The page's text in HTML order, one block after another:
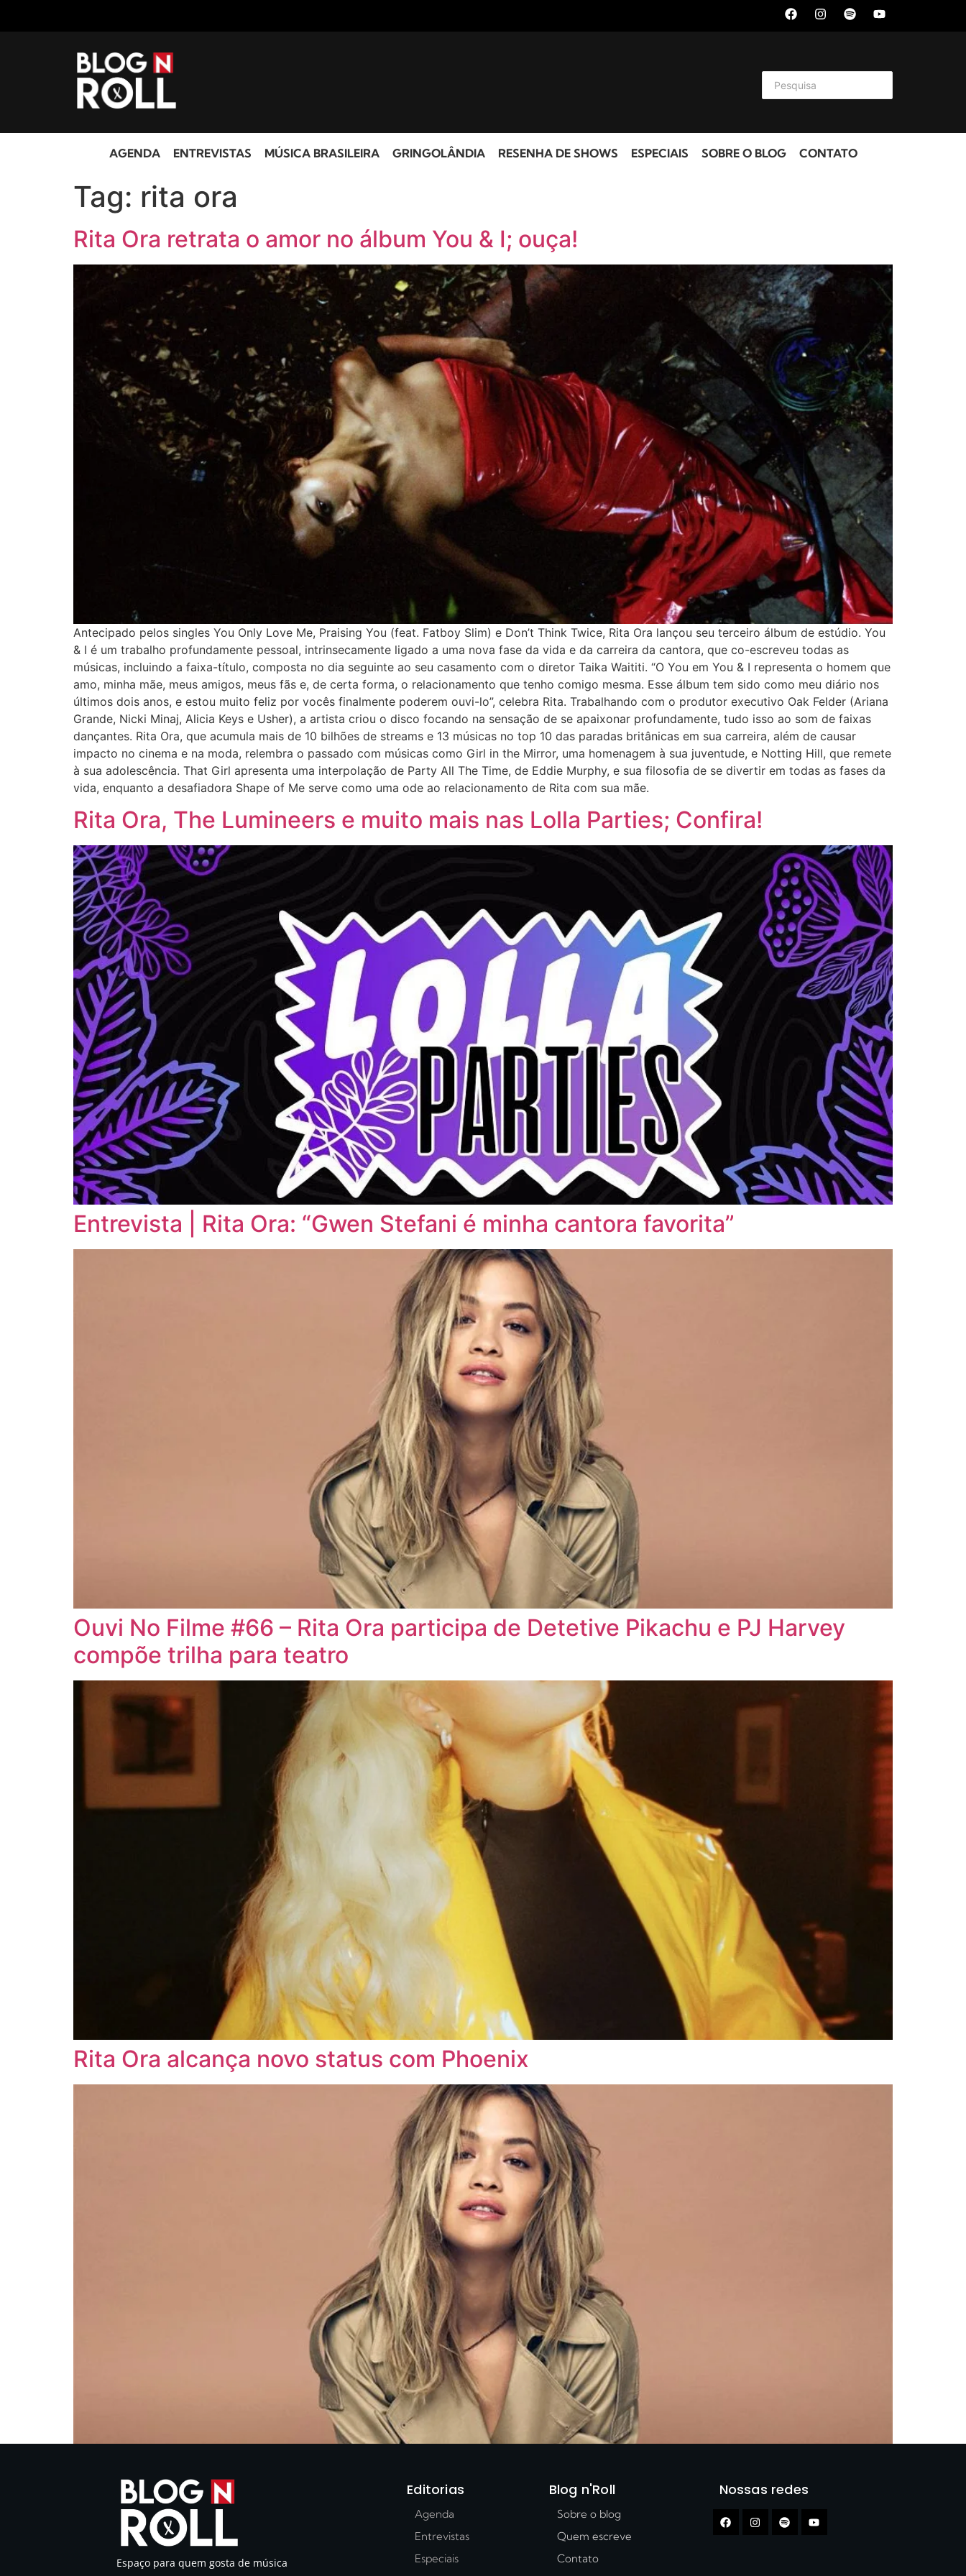
AGENDA ENTREVISTAS MÚSICA BRASILEIRA GRINGOLÂNDIA RESENHA DE SHOWS ESPECIAIS SOBRE O BLOG CONTATO
Tag: rita ora
Rita Ora retrata o amor no álbum You & I; ouça!
Antecipado pelos singles You Only Love Me, Praising You (feat. Fatboy Slim) e Don’t Think Twice, Rita Ora lançou seu terceiro álbum de estúdio. You
& I é um trabalho profundamente pessoal, intrinsecamente ligado a uma nova fase da vida e da carreira da cantora, que co-escreveu todas as
músicas, incluindo a faixa-título, composta no dia seguinte ao seu casamento com o diretor Taika Waititi. “O You em You & I representa o homem que
amo, minha mãe, meus amigos, meus fãs e, de certa forma, o relacionamento que tenho comigo mesma. Esse álbum tem sido como meu diário nos
últimos dois anos, e estou muito feliz por vocês finalmente poderem ouvi-lo”, celebra Rita. Trabalhando com o produtor executivo Oak Felder (Ariana
Grande, Nicki Minaj, Alicia Keys e Usher), a artista criou o disco focando na sensação de se apaixonar profundamente, tudo isso ao som de faixas
dançantes. Rita Ora, que acumula mais de 10 bilhões de streams e 13 músicas no top 10 das paradas britânicas em sua carreira, além de causar
impacto no cinema e na moda, relembra o passado com músicas como Girl in the Mirror, uma homenagem à sua juventude, e Notting Hill, que remete
à sua adolescência. That Girl apresenta uma interpolação de Party All The Time, de Eddie Murphy, e sua filosofia de se divertir em todas as fases da
vida, enquanto a desafiadora Shape of Me serve como uma ode ao relacionamento de Rita com sua mãe.
Rita Ora, The Lumineers e muito mais nas Lolla Parties; Confira!
Entrevista | Rita Ora: “Gwen Stefani é minha cantora favorita”
Ouvi No Filme #66 – Rita Ora participa de Detetive Pikachu e PJ Harvey
compõe trilha para teatro
Rita Ora alcança novo status com Phoenix
Espaço para quem gosta de música
Editorias
Agenda
Entrevistas
Especiais
Blog n'Roll
Sobre o blog
Quem escreve
Contato
Nossas redes